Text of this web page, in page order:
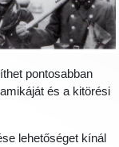
pontosabban
és a kitörési
lehetőséget kínál